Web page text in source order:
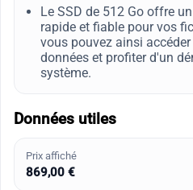
Le SSD de 512 Go offre
rapide et fiable pour vos
vous pouvez ainsi
données et profiter d'un
système.
Données utiles
Prix affiché
869,00 €